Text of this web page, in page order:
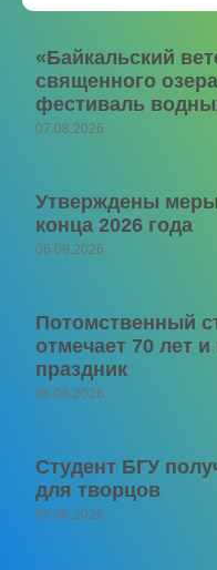
«Байкальский
священного
фестиваль
07.08.2026
Утверждены
конца 2026 года
06.08.2026
Потомственный
отмечает 70 лет
праздник
06.08.2026
Студент БГУ
для творцов
06.08.2026